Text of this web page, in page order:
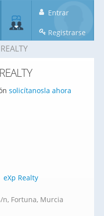
Entrar
Registrarse
solicítanosla ahora
eXp Realty
n, Fortuna, Murcia